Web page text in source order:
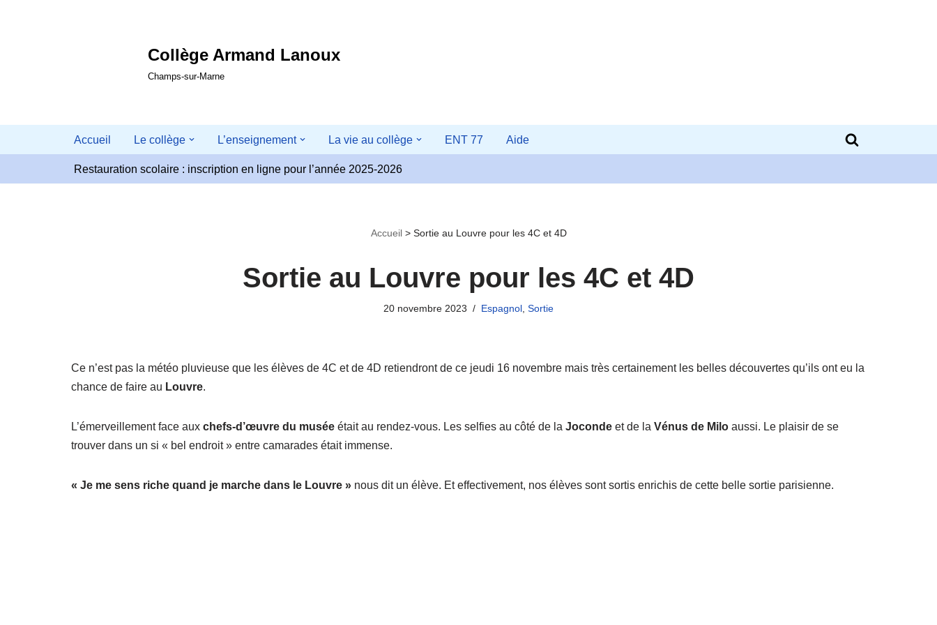
Collège Armand Lanoux
Champs-sur-Marne
Accueil Le collège L’enseignement La vie au collège ENT 77 Aide
Restauration scolaire : inscription en ligne pour l’année 2025-2026
Accueil> Sortie au Louvre pour les 4C et 4D
Sortie au Louvre pour les 4C et 4D
20 novembre 2023 Espagnol Sortie
Ce n’est pas la météo pluvieuse que les élèves de 4C et de 4D retiendront de ce jeudi 16 novembre mais très certainement les belles découvertes qu’ils ont eu la
chance de faire au Louvre.
L’émerveillement face aux chefs-d’œuvre du musée était au rendez-vous. Les selfies au côté de la Joconde et de la Vénus de Milo aussi. Le plaisir de se
trouver dans un si « bel endroit » entre camarades était immense.
« Je me sens riche quand je marche dans le Louvre » nous dit un élève. Et effectivement, nos élèves sont sortis enrichis de cette belle sortie parisienne.